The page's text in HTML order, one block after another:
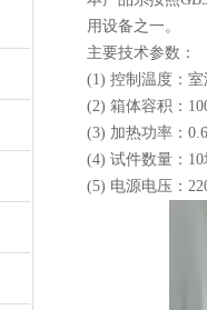
用设备之一。
主要技术参数：
(1) 控制温度：
(2) 箱体容积：
(3) 加热功率：
(4) 试件数量：10
(5) 电源电压：